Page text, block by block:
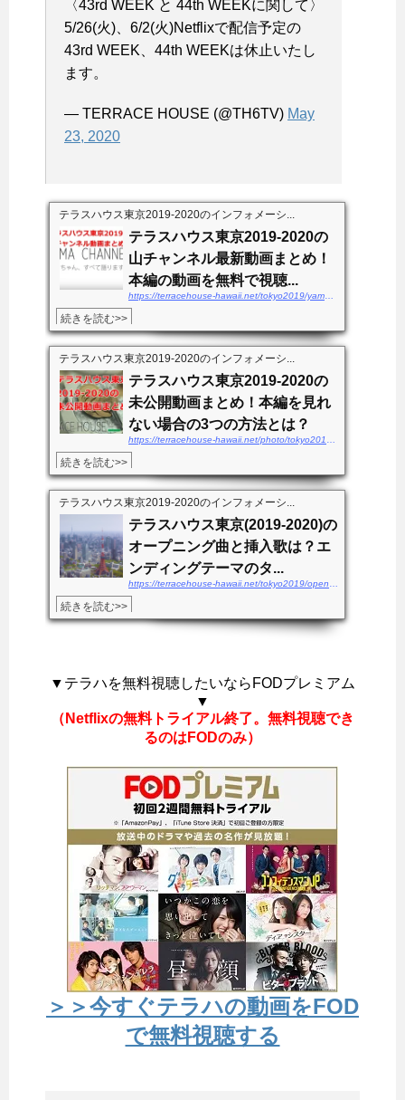
〈43rd WEEK と 44th WEEKに関して〉
5/26(火)、6/2(火)Netflixで配信予定の
43rd WEEK、44th WEEKは休止いたし
ます。
— TERRACE HOUSE (@TH6TV) May
23, 2020
テラスハウス東京2019-2020のインフォメーシ...
テラスハウス東京2019-2020の
山チャンネル最新動画まとめ！
本編の動画を無料で視聴...
続きを読む>>
テラスハウス東京2019-2020のインフォメーシ...
テラスハウス東京2019-2020の
未公開動画まとめ！本編を見れ
ない場合の3つの方法とは？
続きを読む>>
テラスハウス東京2019-2020のインフォメーシ...
テラスハウス東京(2019-2020)の
オープニング曲と挿入歌は？エ
ンディングテーマのタ...
続きを読む>>
▼テラハを無料視聴したいならFODプレミアム
▼
（Netflixの無料トライアル終了。無料視聴でき
るのはFODのみ）
＞＞今すぐテラハの動画をFOD
で無料視聴する